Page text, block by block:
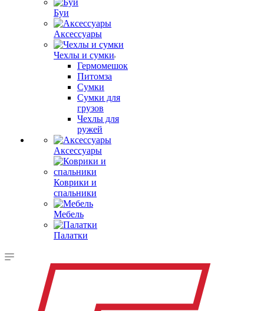
Буи
Аксессуары
Чехлы и сумки
Гермомешок
Питомза
Сумки
Сумки для
грузов
Чехлы для
ружей
Аксессуары
Коврики и
спальники
Мебель
Палатки